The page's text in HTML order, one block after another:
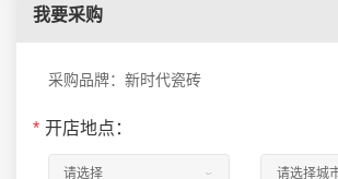
我要采购
采购品牌：新时代瓷砖
* 开店地点：